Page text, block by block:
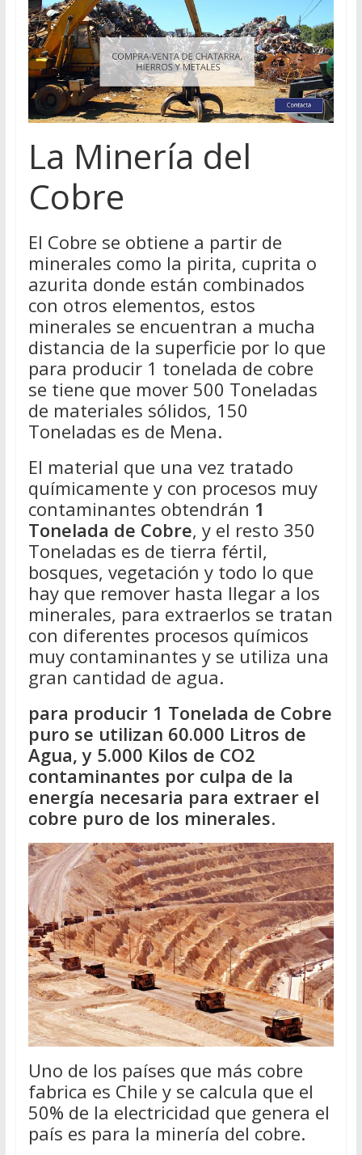
La Minería del
Cobre
El Cobre se obtiene a partir de
minerales como la pirita, cuprita o
azurita donde están combinados
con otros elementos, estos
minerales se encuentran a mucha
distancia de la superficie por lo que
para producir 1 tonelada de cobre
se tiene que mover 500 Toneladas
de materiales sólidos, 150
Toneladas es de Mena.
El material que una vez tratado
químicamente y con procesos muy
contaminantes obtendrán 1
Tonelada de Cobre, y el resto 350
Toneladas es de tierra fértil,
bosques, vegetación y todo lo que
hay que remover hasta llegar a los
minerales, para extraerlos se tratan
con diferentes procesos químicos
muy contaminantes y se utiliza una
gran cantidad de agua.
para producir 1 Tonelada de Cobre
puro se utilizan 60.000 Litros de
Agua, y 5.000 Kilos de CO2
contaminantes por culpa de la
energía necesaria para extraer el
cobre puro de los minerales.
Uno de los países que más cobre
fabrica es Chile y se calcula que el
50% de la electricidad que genera el
país es para la minería del cobre.